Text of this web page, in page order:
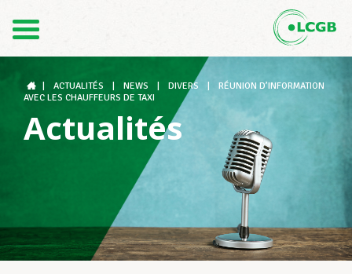
DE
Le LCGB
Structures syndicales
Assistance au Travail
ACTUALITÉS NEWS DIVERS
RÉUNION D’INFORMATION
AVEC LES CHAUFFEURS DE TAXI
Actualités